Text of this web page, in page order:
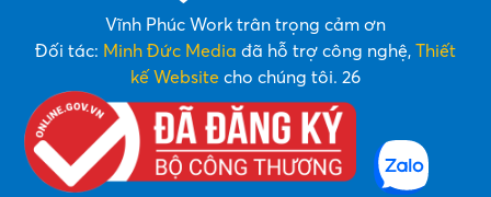
Vĩnh Phúc Work trân trọng cảm ơn
Đối tác: Minh Đức Media đã hỗ trợ công nghệ, Thiết
kế Website cho chúng tôi. 26